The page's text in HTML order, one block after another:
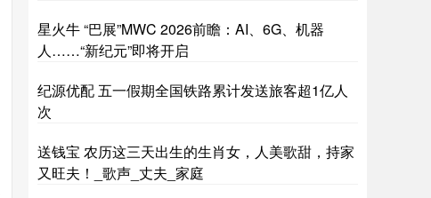
星火牛 “巴展”MWC 2026前瞻：AI、6G、机器
人……“新纪元”即将开启
纪源优配 五一假期全国铁路累计发送旅客超1亿人
次
送钱宝 农历这三天出生的生肖女，人美歌甜，持家
又旺夫！_歌声_丈夫_家庭